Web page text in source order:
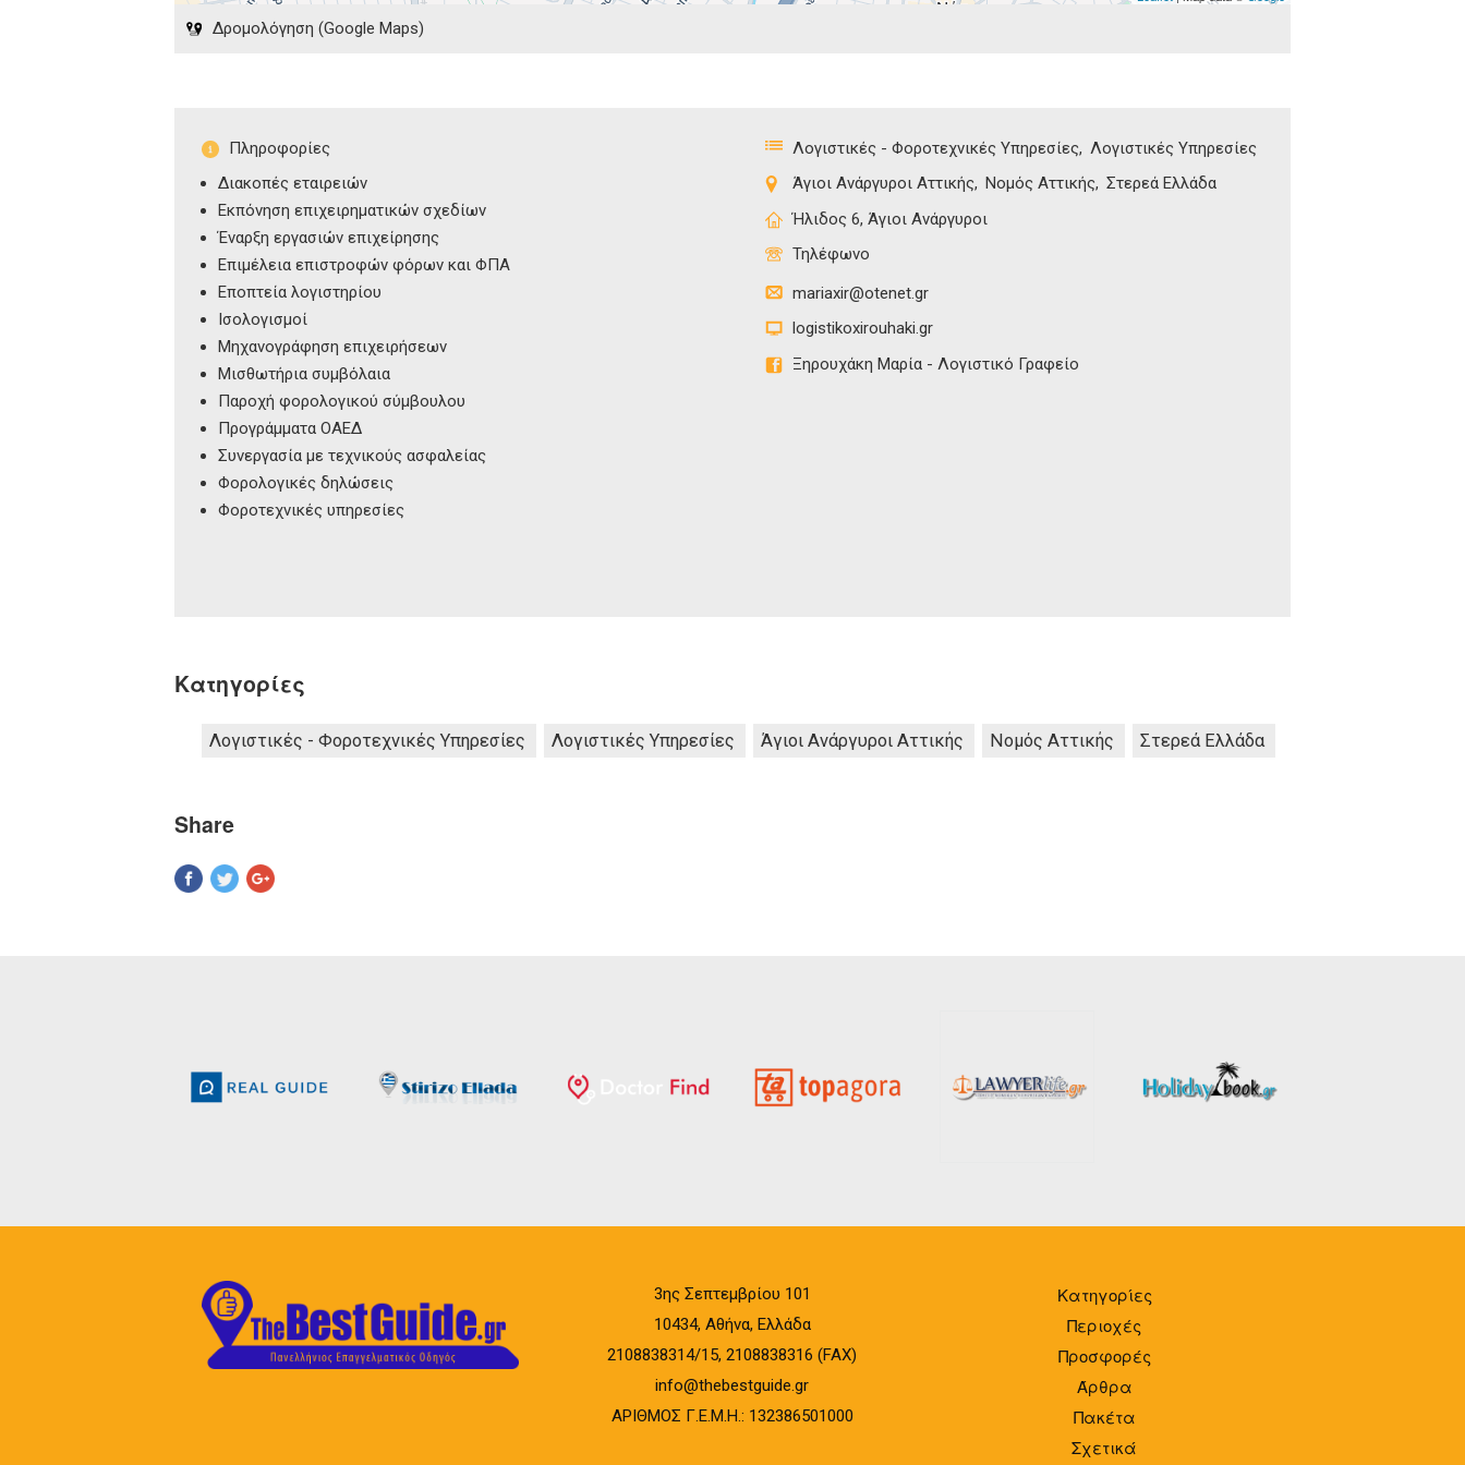
Δρομολόγηση (Google Maps)
Πληροφορίες
Διακοπές εταιρειών
Εκπόνηση επιχειρηματικών σχεδίων
Έναρξη εργασιών επιχείρησης
Επιμέλεια επιστροφών φόρων και ΦΠΑ
Εποπτεία λογιστηρίου
Ισολογισμοί
Μηχανογράφηση επιχειρήσεων
Μισθωτήρια συμβόλαια
Παροχή φορολογικού σύμβουλου
Προγράμματα ΟΑΕΔ
Συνεργασία με τεχνικούς ασφαλείας
Φορολογικές δηλώσεις
Φοροτεχνικές υπηρεσίες
Λογιστικές - Φοροτεχνικές Υπηρεσίες
Λογιστικές Υπηρεσίες
Άγιοι Ανάργυροι Αττικής
Νομός Αττικής
Στερεά Ελλάδα
Ήλιδος 6, Άγιοι Ανάργυροι
Τηλέφωνο
mariaxir@otenet.gr
logistikoxirouhaki.gr
Ξηρουχάκη Μαρία - Λογιστικό Γραφείο
Κατηγορίες
Λογιστικές - Φοροτεχνικές Υπηρεσίες Λογιστικές Υπηρεσίες Άγιοι Ανάργυροι Αττικής Νομός Αττικής Στερεά Ελλάδα
Share
3ης Σεπτεμβρίου 101
10434, Αθήνα, Ελλάδα
2108838314/15, 2108838316 (FAX)
info@thebestguide.gr
ΑΡΙΘΜΟΣ Γ.Ε.Μ.Η.: 132386501000
Κατηγορίες
Περιοχές
Προσφορές
Άρθρα
Πακέτα
Σχετικά